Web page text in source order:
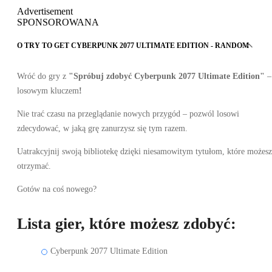
Advertisement
SPONSOROWANA
O TRY TO GET CYBERPUNK 2077 ULTIMATE EDITION - RANDOM
Wróć do gry z "Spróbuj zdobyć Cyberpunk 2077 Ultimate Edition" –
losowym kluczem!
Nie trać czasu na przeglądanie nowych przygód – pozwól losowi
zdecydować, w jaką grę zanurzysz się tym razem.
Uatrakcyjnij swoją bibliotekę dzięki niesamowitym tytułom, które możesz
otrzymać.
Gotów na coś nowego?
Lista gier, które możesz zdobyć:
Cyberpunk 2077 Ultimate Edition